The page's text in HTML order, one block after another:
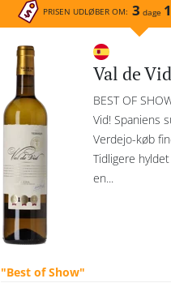
PRISEN UDLØBER OM: 3 dage
Val de
BEST OF
Vid! Spaniens
Verdejo-køb
Tidligere
en...
"Best of Show"